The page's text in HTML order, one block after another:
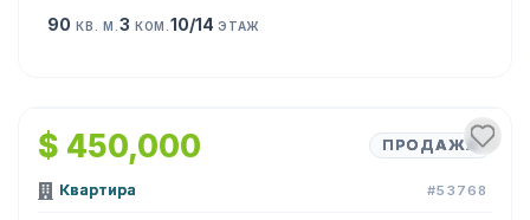
90 КВ. М. 3 КОМ.10/14ЭТАЖ
$ 450,000 ПРОДАЖА
Квартира #53768